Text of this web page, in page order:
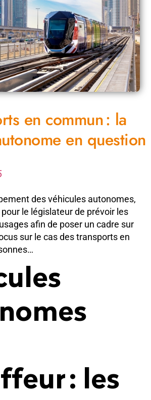
en commun : la
en question
des véhicules autonomes,
le législateur de prévoir les
afin de poser un cadre sur
sur le cas des transports en
: les